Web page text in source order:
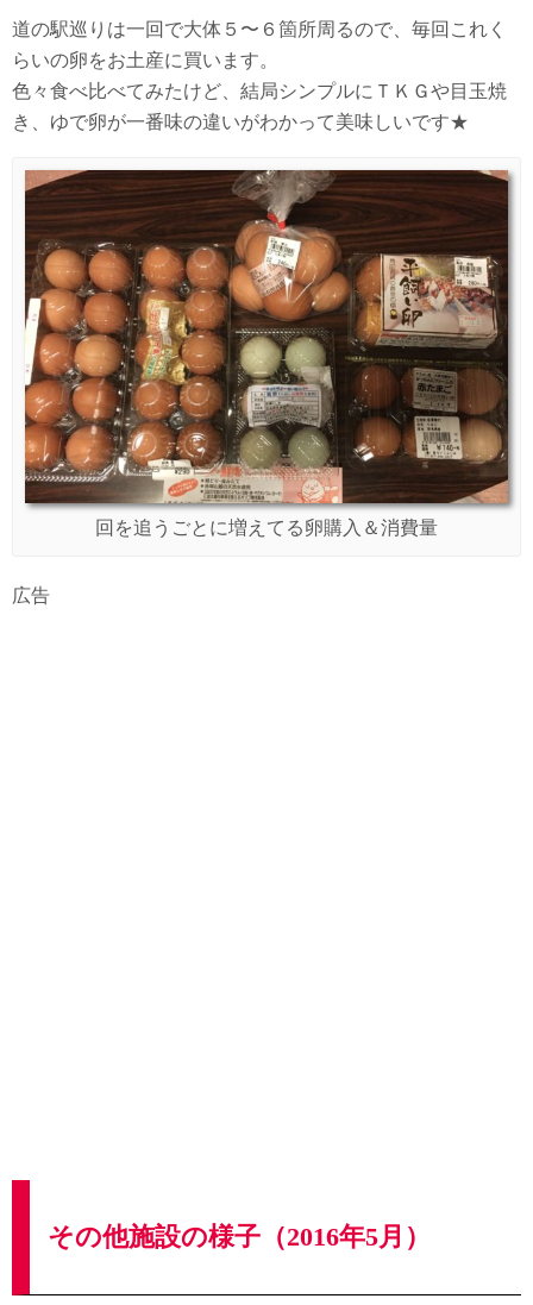
道の駅巡りは一回で大体５〜６箇所周るので、毎回これく
らいの卵をお土産に買います。
色々食べ比べてみたけど、結局シンプルにＴＫＧや目玉焼
き、ゆで卵が一番味の違いがわかって美味しいです★
回を追うごとに増えてる卵購入＆消費量
広告
その他施設の様子（2016年5月）